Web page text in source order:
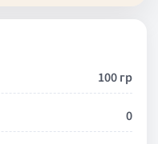
100 гр
0